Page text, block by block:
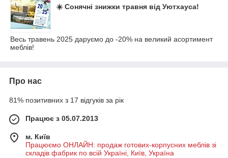
☀️ Сонячні знижки травня від Уютхауса!
Весь травень 2025 даруємо до -20% на великий асортимент
меблів!
Про нас
81% позитивних з 17 відгуків за рік
Працює з 05.07.2013
м. Київ
Працюємо ОНЛАЙН: продаж готових-корпусних меблів зі
складів фабрик по всій Україні, Київ, Україна